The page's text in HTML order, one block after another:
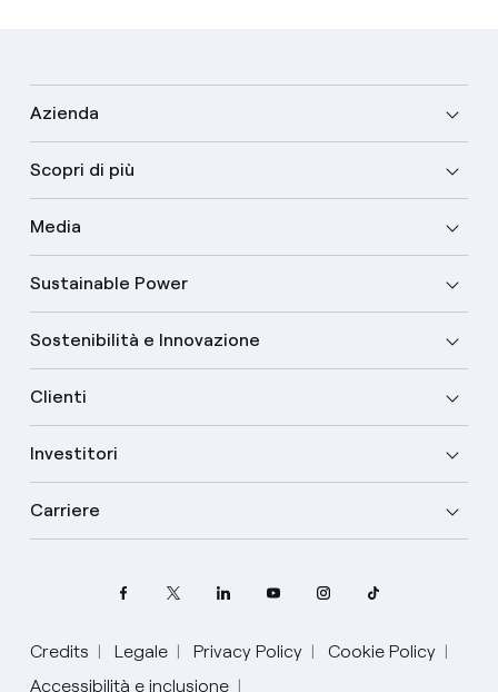
Azienda
Scopri di più
Media
Sustainable Power
Sostenibilità e Innovazione
Clienti
Investitori
Carriere
Credits Legale Privacy Policy
Cookie Policy
Accessibilità e inclusione
Seleziona la tua lingua